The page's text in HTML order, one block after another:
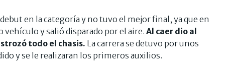
en la categoría y no tuvo el mejor final, ya que en
vehículo y salió disparado por el aire. Al caer dio al
todo el chasis. La carrera se detuvo por unos
y se le realizaran los primeros auxilios.